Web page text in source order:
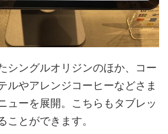
シングルオリジンのほか、コー
ルやアレンジコーヒーなどさま
ューを展開。こちらもタブレッ
ことができます。